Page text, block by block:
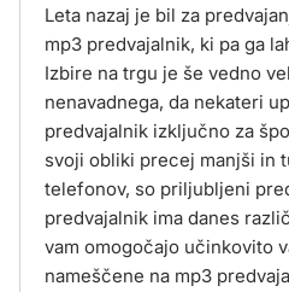
Leta nazaj je bil za
mp3 predvajalnik, ki pa ga
Izbire na trgu je še vedno
nenavadnega, da nekateri
predvajalnik izključno za
svoji obliki precej manjši in
telefonov, so priljubljeni
predvajalnik ima danes
vam omogočajo učinkovito
nameščene na mp3